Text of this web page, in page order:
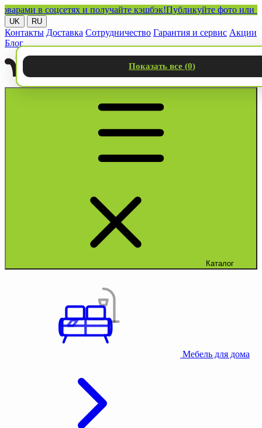
в соцсетях и получайте кэшбэк!Публикуйте фото или видео
UK RU
Контакты Доставка Сотрудничество Гарантия и сервис Акции
Блог
Каталог
Мебель для дома
Показать все (0)